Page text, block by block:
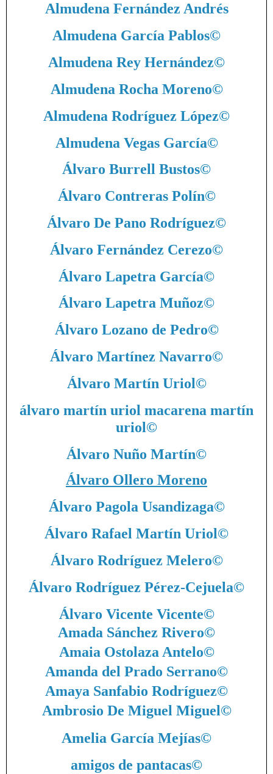
Almudena Fernández Andrés
Almudena García Pablos©
Almudena Rey Hernández©
Almudena Rocha Moreno©
Almudena Rodríguez López©
Almudena Vegas García©
Álvaro Burrell Bustos©
Álvaro Contreras Polín©
Álvaro De Pano Rodríguez©
Álvaro Fernández Cerezo©
Álvaro Lapetra García©
Álvaro Lapetra Muñoz©
Álvaro Lozano de Pedro©
Álvaro Martínez Navarro©
Álvaro Martín Uriol©
álvaro martín uriol macarena martín
uriol©
Álvaro Nuño Martín©
Álvaro Ollero Moreno
Álvaro Pagola Usandizaga©
Álvaro Rafael Martín Uriol©
Álvaro Rodríguez Melero©
Álvaro Rodríguez Pérez-Cejuela©
Álvaro Vicente Vicente©
Amada Sánchez Rivero©
Amaia Ostolaza Antelo©
Amanda del Prado Serrano©
Amaya Sanfabio Rodríguez©
Ambrosio De Miguel Miguel©
Amelia García Mejías©
amigos de pantacas©